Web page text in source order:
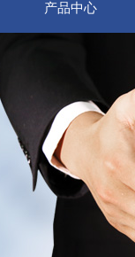
产品中心